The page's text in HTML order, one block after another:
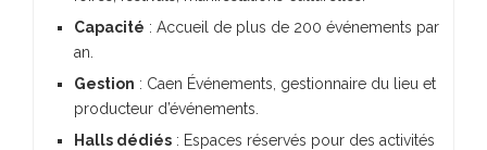
Capacité : Accueil de plus de 200 événements par
an.
Gestion : Caen Événements, gestionnaire du lieu et
producteur d’événements.
Halls dédiés : Espaces réservés pour des activités